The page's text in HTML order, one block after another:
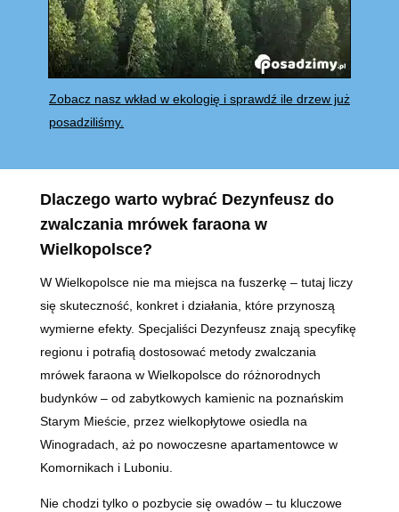
Zobacz nasz wkład w ekologię i sprawdź ile drzew już
posadziliśmy.
Dlaczego warto wybrać Dezynfeusz do
zwalczania mrówek faraona w
Wielkopolsce?
W Wielkopolsce nie ma miejsca na fuszerkę – tutaj liczy
się skuteczność, konkret i działania, które przynoszą
wymierne efekty. Specjaliści Dezynfeusz znają specyfikę
regionu i potrafią dostosować metody zwalczania
mrówek faraona w Wielkopolsce do różnorodnych
budynków – od zabytkowych kamienic na poznańskim
Starym Mieście, przez wielkopłytowe osiedla na
Winogradach, aż po nowoczesne apartamentowce w
Komornikach i Luboniu.
Nie chodzi tylko o pozbycie się owadów – tu kluczowe